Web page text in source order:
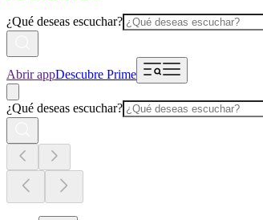
¿Qué deseas escuchar?
Abrir appDescubre Prime
¿Qué deseas escuchar?